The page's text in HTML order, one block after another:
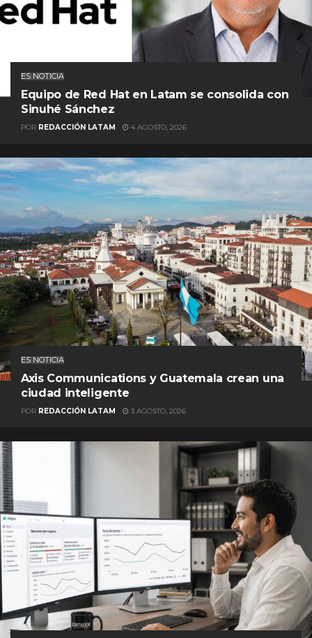
ES NOTICIA
Equipo de Red Hat en Latam se consolida con
Sinuhé Sánchez
POR REDACCIÓN LATAM 4 AGOSTO, 2026
ES NOTICIA
Axis Communications y Guatemala crean una
ciudad inteligente
POR REDACCIÓN LATAM 3 AGOSTO, 2026